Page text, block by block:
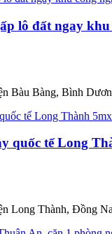
lô đất ngay
Bàu Bàng, Bình
quốc tế Long
Long Thành, Đồng